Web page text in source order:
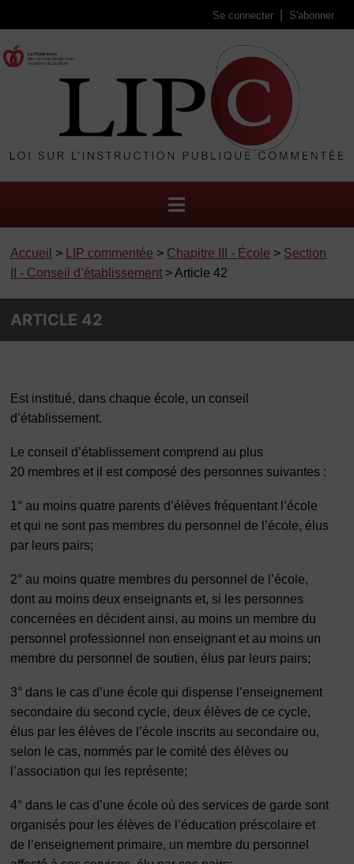
Se connecter S'abonner
Accueil > LIP commentée > Chapitre III - École > Section
II - Conseil d’établissement > Article 42
ARTICLE 42
Est institué, dans chaque école, un conseil
d’établissement.
Le conseil d’établissement comprend au plus
20 membres et il est composé des personnes suivantes :
1° au moins quatre parents d’élèves fréquentant l’école
et qui ne sont pas membres du personnel de l’école, élus
par leurs pairs;
2° au moins quatre membres du personnel de l’école,
dont au moins deux enseignants et, si les personnes
concernées en décident ainsi, au moins un membre du
personnel professionnel non enseignant et au moins un
membre du personnel de soutien, élus par leurs pairs;
3° dans le cas d’une école qui dispense l’enseignement
secondaire du second cycle, deux élèves de ce cycle,
élus par les élèves de l’école inscrits au secondaire ou,
selon le cas, nommés par le comité des élèves ou
l’association qui les représente;
4° dans le cas d’une école où des services de garde sont
organisés pour les élèves de l’éducation préscolaire et
de l’enseignement primaire, un membre du personnel